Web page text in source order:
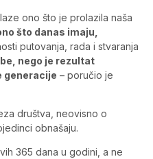
ono što je prolazila naša
što danas imaju,
putovanja, rada i stvaranja
nego je rezultat
generacije – poručio je
društva, neovisno o
obnašaju.
365 dana u godini, a ne